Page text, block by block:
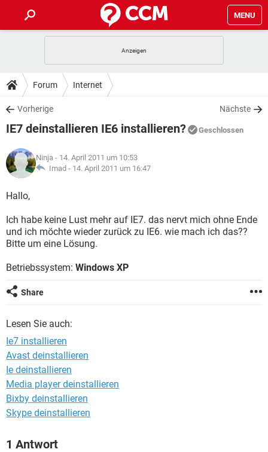
MENU
ANDROID
WINDOWS 10
WHATSAPP TIKTOK
FACEBOOK
TIPPS & TRICKS
SPIELE
WHATSAPP
FACEBOOK
DOWNLOADS
SPIELE STREAMING
ANDROID
WINDOWS 10 INSTAGRAM
WHATSAPP
SPIELE
ANDROID
WINDOWS 10
WHATSAPP TIKTOK
FACEBOOK
LEXIKON
SPIELE
WINDOWS 10 INSTAGRAM
FACEBOOK
Forum Internet
Vorherige Nächste
IE7 deinstallieren IE6 installieren? Geschlossen
Ninja - 14. April 2011 um 10:53
Imad - 14. April 2011 um 16:47
Hallo,
Ich habe keine Lust mehr auf IE7. das nervt mich ohne Ende
und ich möchte wieder zurück zu IE6. wie mach ich das??
Bitte um eine Lösung.
Betriebssystem: Windows XP
Share
Lesen Sie auch:
Ie7 installieren
Avast deinstallieren
Ie deinstallieren
Media player deinstallieren
Bixby deinstallieren
Skype deinstallieren
1 Antwort